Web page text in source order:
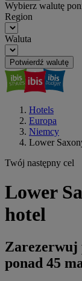
Wybierz walutę
Region
Waluta
Potwierdź walutę
Hotels
Europa
Niemcy
Lower
Twój następny cel
Lower
hotel
Zarezerwuj
ponad 45